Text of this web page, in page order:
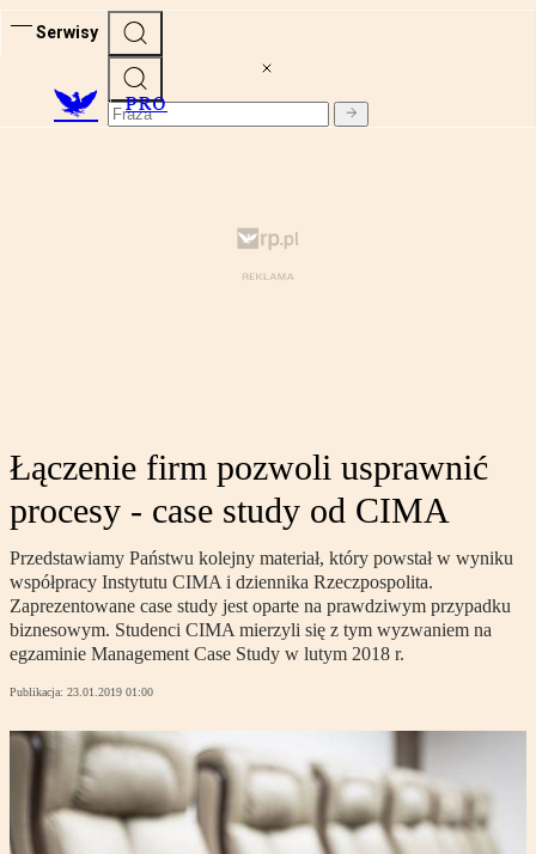
Serwisy
PRO
Łączenie firm pozwoli usprawnić
procesy - case study od CIMA
Przedstawiamy Państwu kolejny materiał, który powstał w wyniku
współpracy Instytutu CIMA i dziennika Rzeczpospolita.
Zaprezentowane case study jest oparte na prawdziwym przypadku
biznesowym. Studenci CIMA mierzyli się z tym wyzwaniem na
egzaminie Management Case Study w lutym 2018 r.
Publikacja: 23.01.2019 01:00